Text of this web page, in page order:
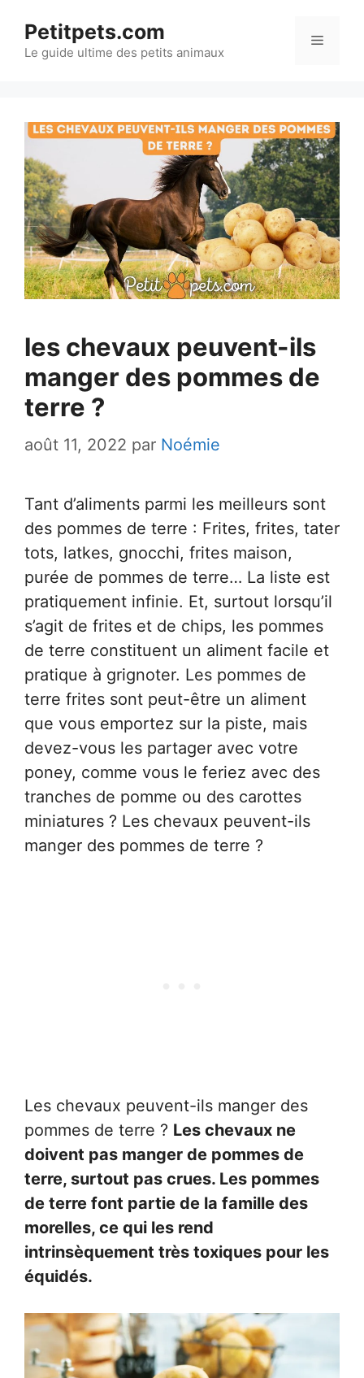
contenu
Petitpets.com
Le guide ultime des petits animaux
Menu
les chevaux peuvent-ils
manger des pommes de
terre ?
août 11, 2022 par Noémie
Tant d’aliments parmi les meilleurs sont
des pommes de terre : Frites, frites, tater
tots, latkes, gnocchi, frites maison,
purée de pommes de terre… La liste est
pratiquement infinie. Et, surtout lorsqu’il
s’agit de frites et de chips, les pommes
de terre constituent un aliment facile et
pratique à grignoter. Les pommes de
terre frites sont peut-être un aliment
que vous emportez sur la piste, mais
devez-vous les partager avec votre
poney, comme vous le feriez avec des
tranches de pomme ou des carottes
miniatures ? Les chevaux peuvent-ils
manger des pommes de terre ?
Les chevaux peuvent-ils manger des
pommes de terre ? Les chevaux ne
doivent pas manger de pommes de
terre, surtout pas crues. Les pommes
de terre font partie de la famille des
morelles, ce qui les rend
intrinsèquement très toxiques pour les
équidés.